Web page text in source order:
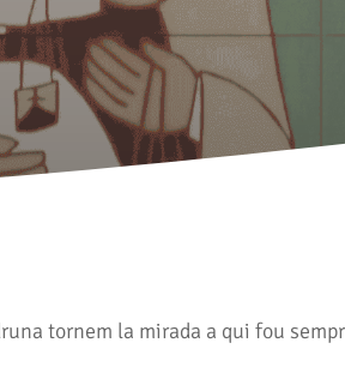
tornem la mirada a qui fou